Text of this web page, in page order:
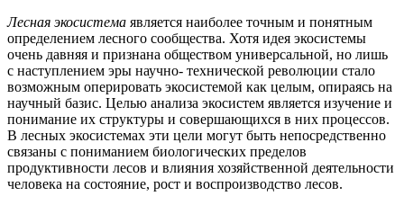
Лесная экосистема является наиболее точным и понятным
определением лесного сообщества. Хотя идея экосистемы
очень давняя и признана обществом универсальной, но лишь
с наступлением эры научно- технической революции стало
возможным оперировать экосистемой как целым, опираясь на
научный базис. Целью анализа экосистем является изучение и
понимание их структуры и совершающихся в них процессов.
В лесных экосистемах эти цели могут быть непосредственно
связаны с пониманием биологических пределов
продуктивности лесов и влияния хозяйственной деятельности
человека на состояние, рост и воспроизводство лесов.